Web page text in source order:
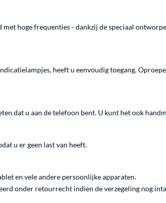
hoge frequenties - dankzij de speciaal
heeft u eenvoudig toegang.
dat u aan de telefoon bent. U kunt het ook
u er geen last van heeft.
en vele andere persoonlijke apparaten.
onder retourrecht indien de verzegeling nog